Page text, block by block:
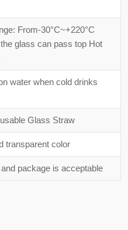
From-30°C~+220°C
glass can pass top Hot
water when cold drinks
Glass Straw
transparent color
package is acceptable